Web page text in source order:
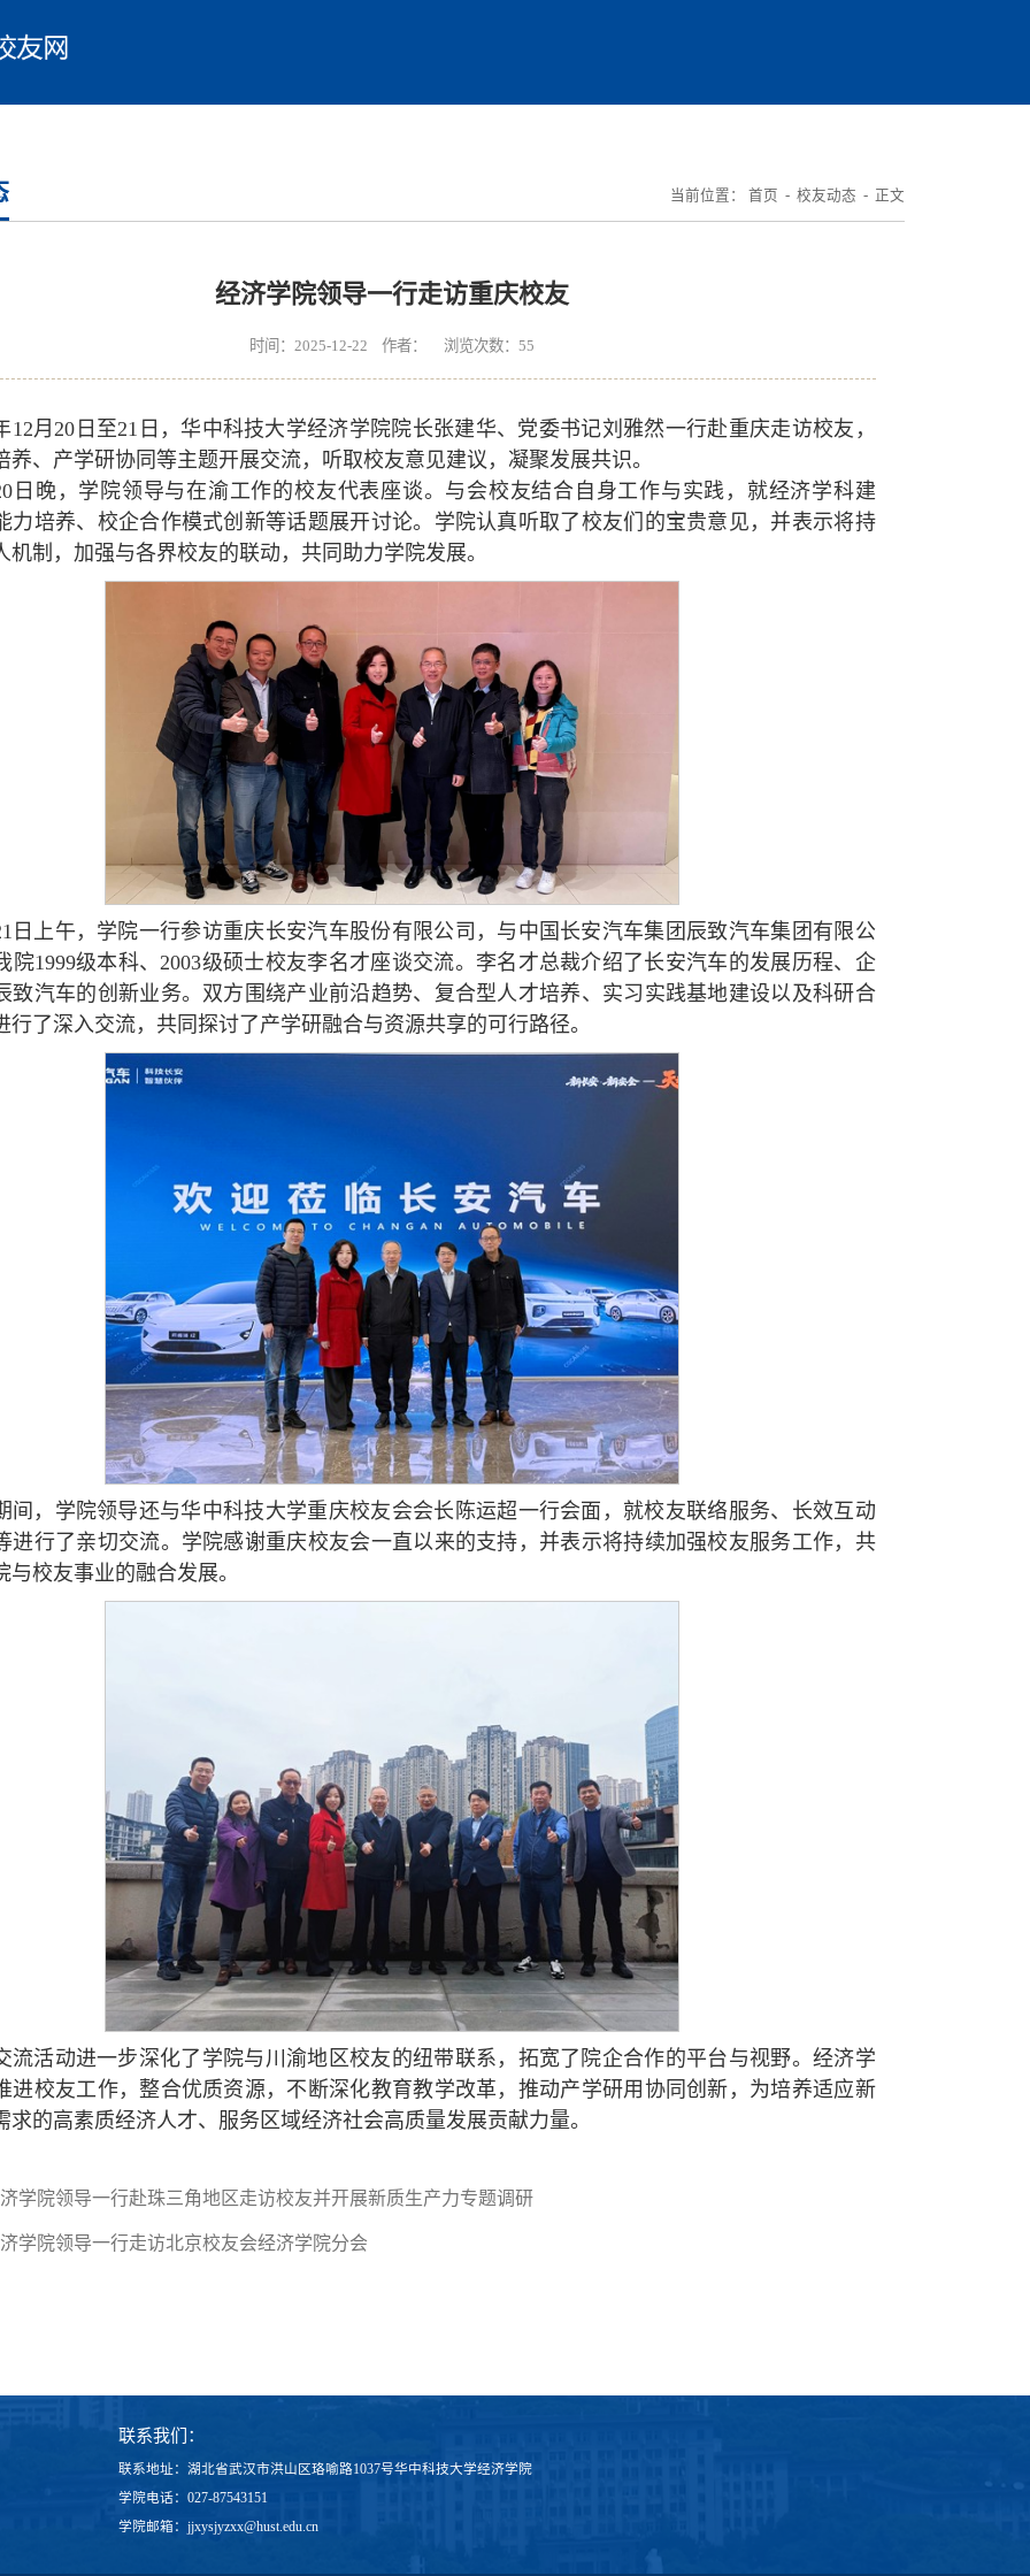
当前位置： 首页 - 校友动态 - 正文
经济学院领导一行走访重庆校友
时间：2025-12-22 作者： 浏览次数： 55
12月20日至21日，华中科技大学经济学院院长张建华、党委书记刘雅然一行赴重庆走访校友，
养、产学研协同等主题开展交流，听取校友意见建议，凝聚发展共识。
日晚，学院领导与在渝工作的校友代表座谈。与会校友结合自身工作与实践，就经济学科建
力培养、校企合作模式创新等话题展开讨论。学院认真听取了校友们的宝贵意见，并表示将持
机制，加强与各界校友的联动，共同助力学院发展。
日上午，学院一行参访重庆长安汽车股份有限公司，与中国长安汽车集团辰致汽车集团有限公
院1999级本科、2003级硕士校友李名才座谈交流。李名才总裁介绍了长安汽车的发展历程、企
致汽车的创新业务。双方围绕产业前沿趋势、复合型人才培养、实习实践基地建设以及科研合
行了深入交流，共同探讨了产学研融合与资源共享的可行路径。
间，学院领导还与华中科技大学重庆校友会会长陈运超一行会面，就校友联络服务、长效互动
进行了亲切交流。学院感谢重庆校友会一直以来的支持，并表示将持续加强校友服务工作，共
与校友事业的融合发展。
流活动进一步深化了学院与川渝地区校友的纽带联系，拓宽了院企合作的平台与视野。经济学
进校友工作，整合优质资源，不断深化教育教学改革，推动产学研用协同创新，为培养适应新
求的高素质经济人才、服务区域经济社会高质量发展贡献力量。
学院领导一行赴珠三角地区走访校友并开展新质生产力专题调研
学院领导一行走访北京校友会经济学院分会
联系我们：
联系地址：湖北省武汉市洪山区珞喻路1037号华中科技大学经济学院
学院电话：027-87543151
学院邮箱：jjxysjyzxx@hust.edu.cn